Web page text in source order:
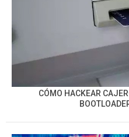
CÓMO HACKEAR